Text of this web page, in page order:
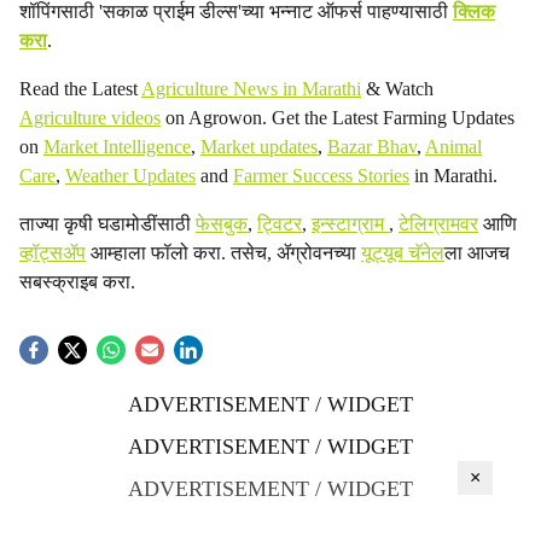
शॉपिंगसाठी 'सकाळ प्राईम डील्स'च्या भन्नाट ऑफर्स पाहण्यासाठीक्लिक
करा.
Read the Latest Agriculture News in Marathi & Watch
Agriculture videos on Agrowon. Get the Latest Farming Updates
on Market Intelligence, Market updates, Bazar Bhav, Animal
Care, Weather Updates and Farmer Success Stories in Marathi.
ताज्या कृषी घडामोडींसाठीफेसबुक,ट्विटर,इन्स्टाग्राम ,टेलिग्रामवरआणि
व्हॉट्सॲप आम्हाला फॉलो करा. तसेच, ॲग्रोवनच्यायूट्यूब चॅनेलला आजच
सबस्क्राइब करा.
ADVERTISEMENT / WIDGET
ADVERTISEMENT / WIDGET
ADVERTISEMENT / WIDGET
×